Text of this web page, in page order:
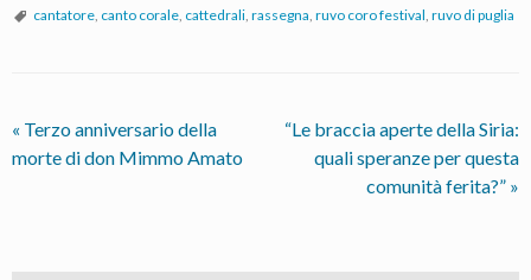
cantatore canto corale cattedrali rassegna ruvo coro festival ruvo di puglia
« Terzo anniversario della
morte di don Mimmo Amato
“Le braccia aperte della Siria:
quali speranze per questa
comunità ferita?” »